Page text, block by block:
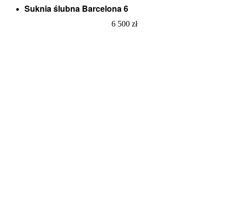
Suknia ślubna Barcelona 6
6 500 zł